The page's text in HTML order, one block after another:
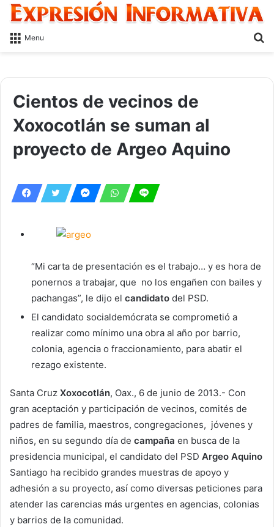
Menu
Cientos de vecinos de
Xoxocotlán se suman al
proyecto de Argeo Aquino
“Mi carta de presentación es el trabajo… y es hora de
ponernos a trabajar, que no los engañen con bailes y
pachangas”, le dijo el candidato del PSD.
El candidato socialdemócrata se comprometió a
realizar como mínimo una obra al año por barrio,
colonia, agencia o fraccionamiento, para abatir el
rezago existente.
Santa Cruz Xoxocotlán, Oax., 6 de junio de 2013.- Con
gran aceptación y participación de vecinos, comités de
padres de familia, maestros, congregaciones, jóvenes y
niños, en su segundo día de campaña en busca de la
presidencia municipal, el candidato del PSD Argeo Aquino
Santiago ha recibido grandes muestras de apoyo y
adhesión a su proyecto, así como diversas peticiones para
atender las carencias más urgentes en agencias, colonias
y barrios de la comunidad.